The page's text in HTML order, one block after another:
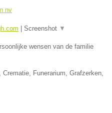
nv
Screenshot ▼
wensen van de familie
Funerarium, Grafzerken,